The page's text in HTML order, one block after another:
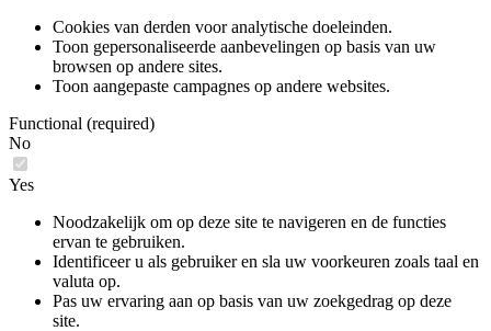
Cookies van derden voor analytische doeleinden.
Toon gepersonaliseerde aanbevelingen op basis van uw
browsen op andere sites.
Toon aangepaste campagnes op andere websites.
Functional (required)
No
Yes
Noodzakelijk om op deze site te navigeren en de functies
ervan te gebruiken.
Identificeer u als gebruiker en sla uw voorkeuren zoals taal en
valuta op.
Pas uw ervaring aan op basis van uw zoekgedrag op deze
site.